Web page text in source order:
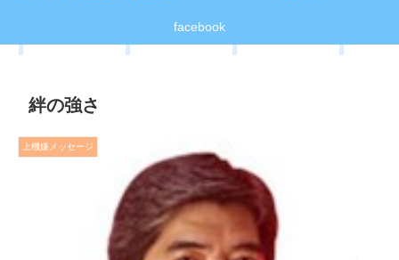
facebook
絆の強さ
上機嫌メッセージ